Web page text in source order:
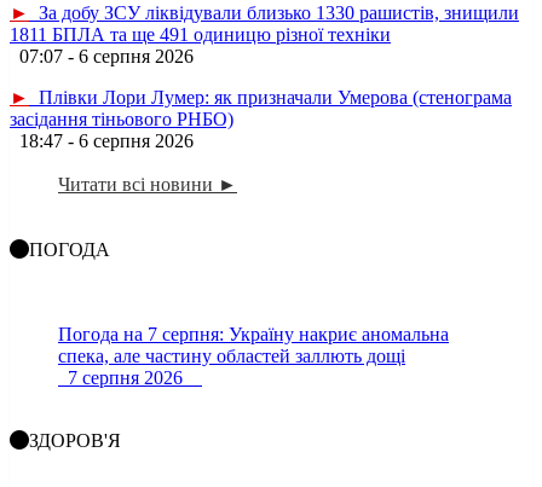
►
За добу ЗСУ ліквідували близько 1330 рашистів, знищили
1811 БПЛА та ще 491 одиницю різної техніки
07:07 - 6 серпня 2026
►
Плівки Лори Лумер: як призначали Умерова (стенограма
засідання тіньового РНБО)
18:47 - 6 серпня 2026
Читати всі новини ►
ПОГОДА
Погода на 7 серпня: Україну накриє аномальна
спека, але частину областей заллють дощі
7 серпня 2026
ЗДОРОВ'Я